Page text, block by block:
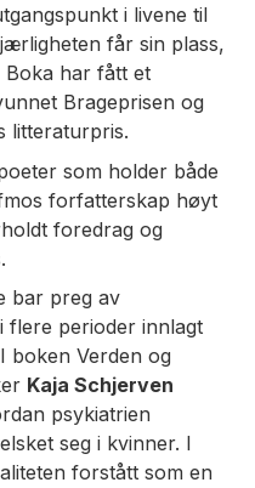
i livene til
får sin plass,
Boka har fått et
Brageprisen og
litteraturpris.
som holder både
forfatterskap høyt
foredrag og
bar preg av
flere perioder innlagt
boken Verden og
Kaja Schjerven
psykiatrien
seg i kvinner. I
forstått som en